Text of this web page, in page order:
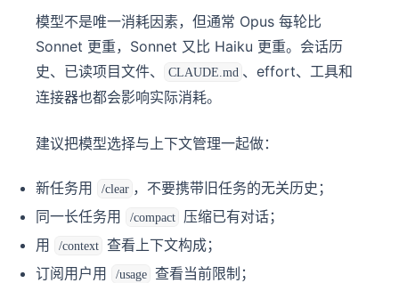
模型不是唯一消耗因素，但通常 Opus 每轮比
Sonnet 更重，Sonnet 又比 Haiku 更重。会话历
史、已读项目文件、
CLAUDE.md 、effort、工具和
连接器也都会影响实际消耗。
建议把模型选择与上下文管理一起做：
新任务用 /clear ，不要携带旧任务的无关历史；
同一长任务用
/compact
压缩已有对话；
用
/context 查看上下文构成；
订阅用户用
/usage 查看当前限制；